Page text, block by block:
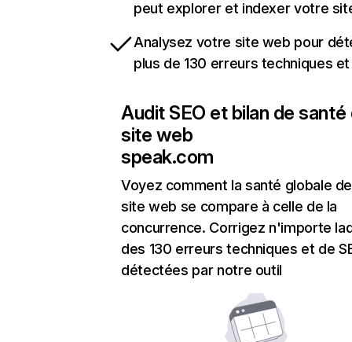
peut explorer et indexer votre
Analysez votre site web pour
plus de 130 erreurs techniques et
Audit SEO et bilan de santé
site web
speak.com
Voyez comment la santé globale
site web se compare à celle de la
concurrence. Corrigez n'importe
des 130 erreurs techniques et de
détectées par notre outil